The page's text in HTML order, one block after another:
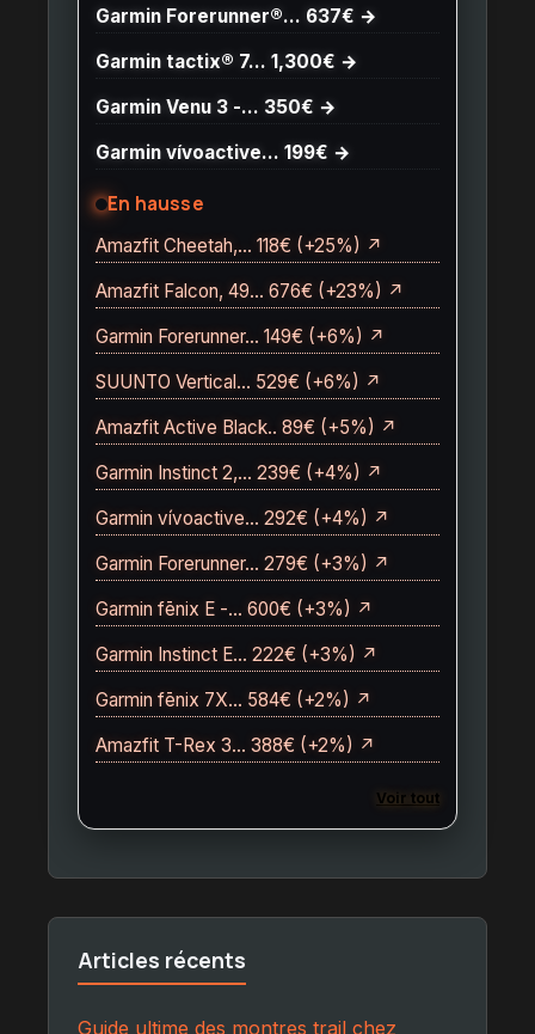
Garmin Forerunner®… 637€ →
Garmin tactix® 7… 1,300€ →
Garmin Venu 3 -… 350€ →
Garmin vívoactive… 199€ →
En hausse
Amazfit Cheetah,… 118€ (+25%) ↗
Amazfit Falcon, 49… 676€ (+23%) ↗
Garmin Forerunner… 149€ (+6%) ↗
SUUNTO Vertical… 529€ (+6%) ↗
Amazfit Active Black.. 89€ (+5%) ↗
Garmin Instinct 2,… 239€ (+4%) ↗
Garmin vívoactive… 292€ (+4%) ↗
Garmin Forerunner… 279€ (+3%) ↗
Garmin fēnix E -… 600€ (+3%) ↗
Garmin Instinct E… 222€ (+3%) ↗
Garmin fēnix 7X… 584€ (+2%) ↗
Amazfit T-Rex 3… 388€ (+2%) ↗
Voir tout
Articles récents
Guide ultime des montres trail chez